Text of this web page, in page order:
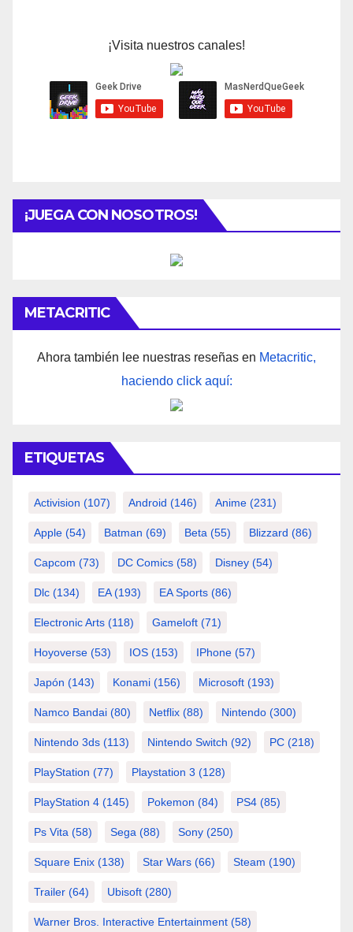
¡Visita nuestros canales!
¡JUEGA CON NOSOTROS!
METACRITIC
Ahora también lee nuestras reseñas en Metacritic,
haciendo click aquí:
ETIQUETAS
Activision (107) Android (146) Anime (231)
Apple (54) Batman (69) Beta (55) Blizzard (86)
Capcom (73) DC Comics (58) Disney (54)
Dlc (134) EA(193) EA Sports (86)
Electronic Arts (118) Gameloft (71)
Hoyoverse (53) IOS (153) IPhone (57)
Japón (143) Konami (156) Microsoft (193)
Namco Bandai (80) Netflix (88) Nintendo (300)
Nintendo 3ds (113) Nintendo Switch (92) PC (218)
PlayStation (77) Playstation 3 (128)
PlayStation 4 (145) Pokemon (84) PS4 (85)
Ps Vita (58) Sega (88) Sony (250)
Square Enix (138) Star Wars (66) Steam (190)
Trailer (64) Ubisoft (280)
Warner Bros. Interactive Entertainment (58)